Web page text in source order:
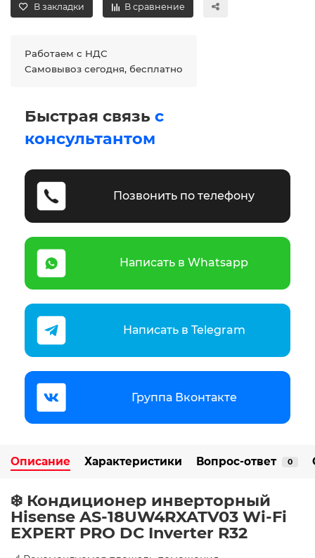
В закладки В сравнение
Работаем с НДС
Самовывоз сегодня, бесплатно
Быстрая связь с
консультантом
Позвонить по телефону
Написать в Whatsapp
Написать в Telegram
Группа Вконтакте
Описание Характеристики Вопрос-ответ 0
❄️ Кондиционер инверторный
Hisense AS-18UW4RXATV03 Wi-Fi
EXPERT PRO DC Inverter R32